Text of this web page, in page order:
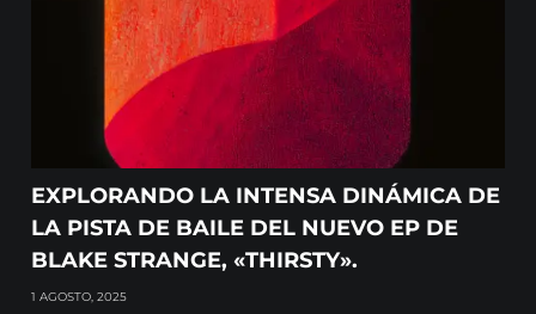
EXPLORANDO LA INTENSA DINÁMICA DE
LA PISTA DE BAILE DEL NUEVO EP DE
BLAKE STRANGE, «THIRSTY».
1 AGOSTO, 2025